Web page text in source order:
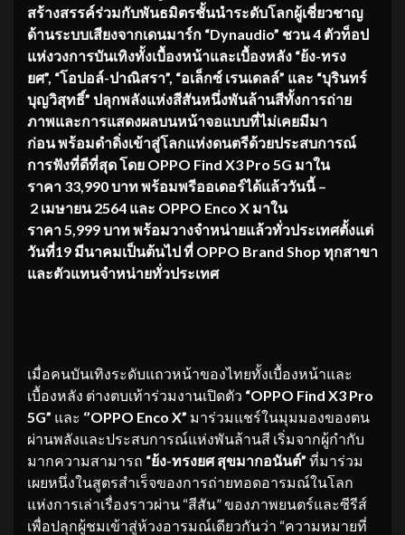
สร้างสรรค์ร่วมกับพันธมิตรชั้นนำระดับโลกผู้เชี่ยวชาญ
ด้านระบบเสียงจากเดนมาร์ก “Dynaudio” ชวน 4 ตัวท็อป
แห่งวงการบันเทิงทั้งเบื้องหน้าและเบื้องหลัง “ย้ง-ทรง
ยศ”, “โอปอล์-ปาณิสรา”, “อเล็กซ์ เรนเดลล์” และ “บุรินทร์
บุญวิสุทธิ์” ปลุกพลังแห่งสีสันหนึ่งพันล้านสีทั้งการถ่าย
ภาพและการแสดงผลบนหน้าจอแบบที่ไม่เคยมีมา
ก่อนพร้อมดำดิ่งเข้าสู่โลกแห่งดนตรีด้วยประสบการณ์
การฟังที่ดีที่สุด โดย OPPO Find X3 Pro 5G มาใน
ราคา 33,990 บาท พร้อมพรีออเดอร์ได้แล้ววันนี้ –
2 เมษายน 2564 และ OPPO Enco X มาใน
ราคา 5,999 บาท พร้อมวางจำหน่ายแล้วทั่วประเทศตั้งแต่
วันที่19 มีนาคมเป็นต้นไป ที่ OPPO Brand Shop ทุกสาขา
และตัวแทนจำหน่ายทั่วประเทศ
เมื่อคนบันเทิงระดับแถวหน้าของไทยทั้งเบื้องหน้าและ
เบื้องหลัง ต่างตบเท้าร่วมงานเปิดตัว “OPPO Find X3 Pro
5G” และ ‘’OPPO Enco X” มาร่วมแชร์ในมุมมองของตน
ผ่านพลังและประสบการณ์แห่งพันล้านสี เริ่มจากผู้กำกับ
มากความสามารถ “ย้ง-ทรงยศ สุขมากอนันต์” ที่มาร่วม
เผยหนึ่งในสูตรสำเร็จของการถ่ายทอดอารมณ์ในโลก
แห่งการเล่าเรื่องราวผ่าน “สีสัน” ของภาพยนตร์และซีรีส์
เพื่อปลุกผู้ชมเข้าสู่ห้วงอารมณ์เดียวกันว่า “ความหมายที่